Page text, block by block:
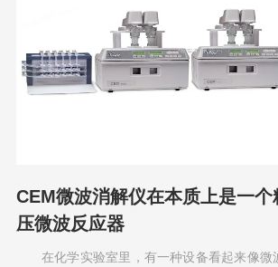
CEM微波消解仪在本质上是一
压微波反应器
在化学实验室里，有一种设备看起来像微